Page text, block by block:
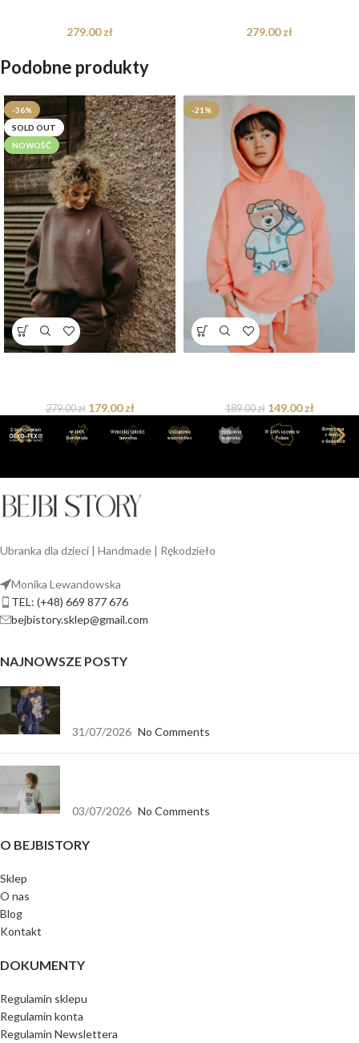
279.00zł 279.00zł
Podobne produkty
-36%
SOLD OUT
NOWOŚĆ
279.00zł 179.00zł
-21%
189.00zł 149.00zł
Ubranka dla dzieci | Handmade | Rękodzieło
Monika Lewandowska
TEL: (+48) 669 877 676
bejbistory.sklep@gmail.com
NAJNOWSZE POSTY
31/07/2026 No Comments
03/07/2026 No Comments
O BEJBISTORY
Sklep
O nas
Blog
Kontakt
DOKUMENTY
Regulamin sklepu
Regulamin konta
Regulamin Newslettera